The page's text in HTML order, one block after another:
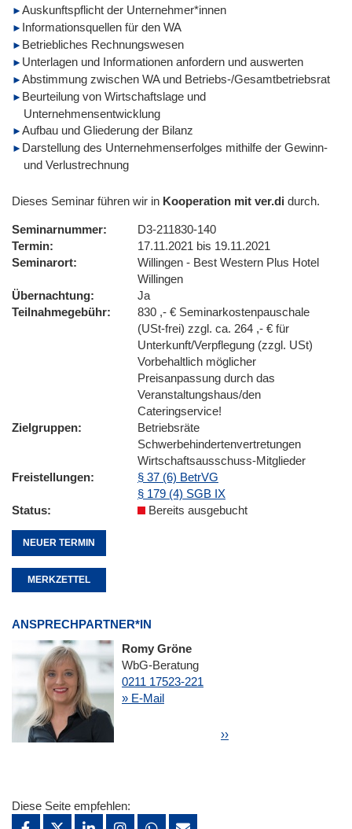
Auskunftspflicht der Unternehmer*innen
Informationsquellen für den WA
Betriebliches Rechnungswesen
Unterlagen und Informationen anfordern und auswerten
Abstimmung zwischen WA und Betriebs-/Gesamtbetriebsrat
Beurteilung von Wirtschaftslage und
Unternehmensentwicklung
Aufbau und Gliederung der Bilanz
Darstellung des Unternehmenserfolges mithilfe der Gewinn-
und Verlustrechnung
Dieses Seminar führen wir in Kooperation mit ver.di durch.
Seminarnummer
D3-211830-140
Termin
17.11.2021 bis 19.11.2021
Seminarort
Willingen - Best Western Plus Hotel
Willingen
Übernachtung
Ja
Teilnahmegebühr
830 ,- € Seminarkostenpauschale
(USt-frei) zzgl. ca. 264 ,- € für
Unterkunft/Verpflegung (zzgl. USt)
Vorbehaltlich möglicher
Preisanpassung durch das
Veranstaltungshaus/den
Cateringservice!
Zielgruppen
Betriebsräte
Schwerbehindertenvertretungen
Wirtschaftsausschuss-Mitglieder
Freistellungen
§ 37 (6) BetrVG
§ 179 (4) SGB IX
Status
Bereits ausgebucht
NEUER TERMIN
MERKZETTEL
ANSPRECHPARTNER*IN
Romy Gröne
WbG-Beratung
0211 17523-221
» E-Mail
SeitennummerierungNächste Seite
››
Diese Seite empfehlen: